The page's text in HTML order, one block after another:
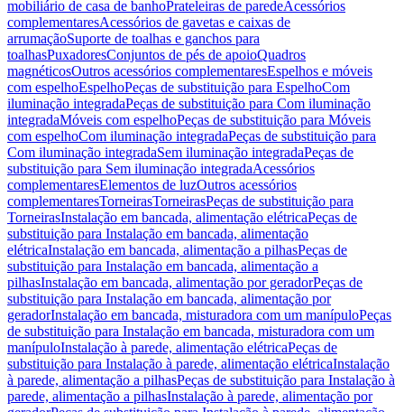
mobiliário de casa de banhoPrateleiras de paredeAcessórios
complementaresAcessórios de gavetas e caixas de
arrumaçãoSuporte de toalhas e ganchos para
toalhasPuxadoresConjuntos de pés de apoioQuadros
magnéticosOutros acessórios complementaresEspelhos e móveis
com espelhoEspelhoPeças de substituição para EspelhoCom
iluminação integradaPeças de substituição para Com iluminação
integradaMóveis com espelhoPeças de substituição para Móveis
com espelhoCom iluminação integradaPeças de substituição para
Com iluminação integradaSem iluminação integradaPeças de
substituição para Sem iluminação integradaAcessórios
complementaresElementos de luzOutros acessórios
complementaresTorneirasTorneirasPeças de substituição para
TorneirasInstalação em bancada, alimentação elétricaPeças de
substituição para Instalação em bancada, alimentação
elétricaInstalação em bancada, alimentação a pilhasPeças de
substituição para Instalação em bancada, alimentação a
pilhasInstalação em bancada, alimentação por geradorPeças de
substituição para Instalação em bancada, alimentação por
geradorInstalação em bancada, misturadora com um manípuloPeças
de substituição para Instalação em bancada, misturadora com um
manípuloInstalação à parede, alimentação elétricaPeças de
substituição para Instalação à parede, alimentação elétricaInstalação
à parede, alimentação a pilhasPeças de substituição para Instalação à
parede, alimentação a pilhasInstalação à parede, alimentação por